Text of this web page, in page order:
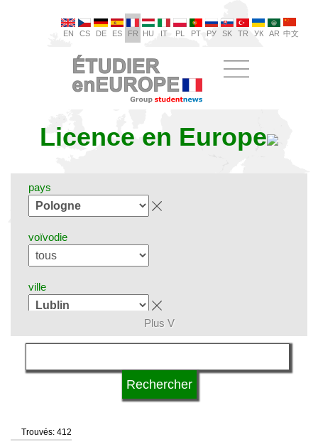
EN CS DE ES FR HU IT PL PT РУ SK TR УК AR 中文
Licence en Europe
pays
voïvodie
ville
domaines d'études
système d'études
Plus V
Trouvés: 412